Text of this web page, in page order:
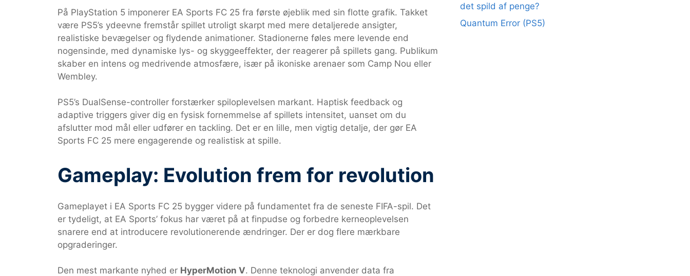
På PlayStation 5 imponerer EA Sports FC 25 fra første øjeblik med sin flotte grafik. Takket
være PS5’s ydeevne fremstår spillet utroligt skarpt med mere detaljerede ansigter,
realistiske bevægelser og flydende animationer. Stadionerne føles mere levende end
nogensinde, med dynamiske lys- og skyggeeffekter, der reagerer på spillets gang. Publikum
skaber en intens og medrivende atmosfære, især på ikoniske arenaer som Camp Nou eller
Wembley.
PS5’s DualSense-controller forstærker spiloplevelsen markant. Haptisk feedback og
adaptive triggers giver dig en fysisk fornemmelse af spillets intensitet, uanset om du
afslutter mod mål eller udfører en tackling. Det er en lille, men vigtig detalje, der gør EA
Sports FC 25 mere engagerende og realistisk at spille.
Gameplay: Evolution frem for revolution
Gameplayet i EA Sports FC 25 bygger videre på fundamentet fra de seneste FIFA-spil. Det
er tydeligt, at EA Sports’ fokus har været på at finpudse og forbedre kerneoplevelsen
snarere end at introducere revolutionerende ændringer. Der er dog flere mærkbare
opgraderinger.
Den mest markante nyhed er HyperMotion V. Denne teknologi anvender data fra
det spild af penge?
Quantum Error (PS5)